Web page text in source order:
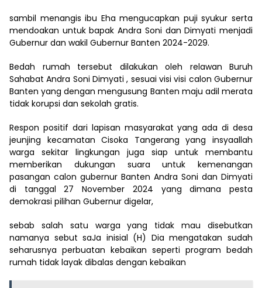
sambil menangis ibu Eha mengucapkan puji syukur serta
mendoakan untuk bapak Andra Soni dan Dimyati menjadi
Gubernur dan wakil Gubernur Banten 2024-2029.
Bedah rumah tersebut dilakukan oleh relawan Buruh
Sahabat Andra Soni Dimyati , sesuai visi visi calon Gubernur
Banten yang dengan mengusung Banten maju adil merata
tidak korupsi dan sekolah gratis.
Respon positif dari lapisan masyarakat yang ada di desa
jeunjing kecamatan Cisoka Tangerang yang insyaallah
warga sekitar lingkungan juga siap untuk membantu
memberikan dukungan suara untuk kemenangan
pasangan calon gubernur Banten Andra Soni dan Dimyati
di tanggal 27 November 2024 yang dimana pesta
demokrasi pilihan Gubernur digelar,
sebab salah satu warga yang tidak mau disebutkan
namanya sebut saJa inisial (H) Dia mengatakan sudah
seharusnya perbuatan kebaikan seperti program bedah
rumah tidak layak dibalas dengan kebaikan